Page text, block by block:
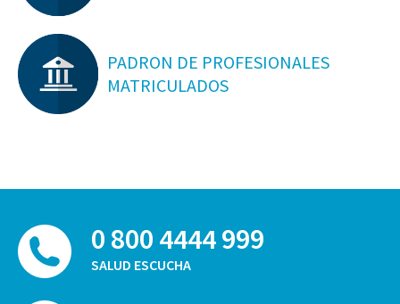
PADRON DE PROFESIONALES
MATRICULADOS
0 800 4444 999
SALUD ESCUCHA